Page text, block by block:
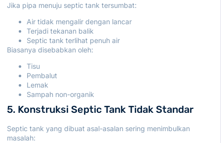
Jika pipa menuju septic tank tersumbat:
Air tidak mengalir dengan lancar
Terjadi tekanan balik
Septic tank terlihat penuh air
Biasanya disebabkan oleh:
Tisu
Pembalut
Lemak
Sampah non-organik
5. Konstruksi Septic Tank Tidak Standar
Septic tank yang dibuat asal-asalan sering menimbulkan
masalah: